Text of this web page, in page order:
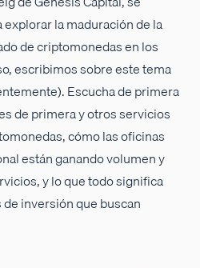
la maduración de la
de criptomonedas en los
escribimos sobre este tema
Escucha de primera
de primera y otros servicios
cómo las oficinas
están ganando volumen y
y lo que todo significa
inversión que buscan